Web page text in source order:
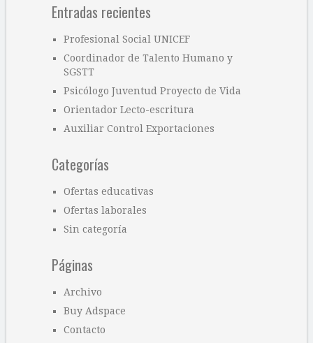
Entradas recientes
Profesional Social UNICEF
Coordinador de Talento Humano y
SGSTT
Psicólogo Juventud Proyecto de Vida
Orientador Lecto-escritura
Auxiliar Control Exportaciones
Categorías
Ofertas educativas
Ofertas laborales
Sin categoría
Páginas
Archivo
Buy Adspace
Contacto